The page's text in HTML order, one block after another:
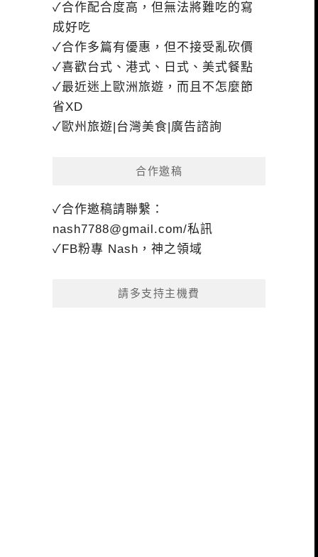
✓合作配合度高，但無法將難吃的寫
成好吃
✓合作多篇有優惠，但不接受亂砍價
✓喜歡台式、港式、日式、美式餐點
✓最近迷上歐洲旅遊，而且不怎麼節
省XD
✓歐州旅遊|台灣美食|廣告諮詢
合作邀稿
✓合作邀稿請聯繫：
nash7788@gmail.com/私訊
✓FB粉專 Nash，神之領域
請多支持主機費